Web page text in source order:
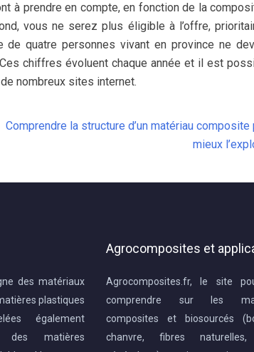
à prendre en compte, en fonction de la
vous ne serez plus éligible à l’offre,
quatre personnes vivant en province ne
chiffres évoluent chaque année et il est
nombreux sites internet.
Comprendre la structure d’un matériau composite
mieux
des matériaux
plastiques
également
des matières
Agrocomposites et
Agrocomposites.fr, le site
comprendre sur les
composites et biosourcés
chanvre, fibres